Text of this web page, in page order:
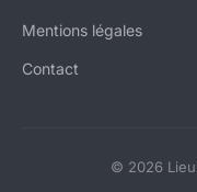
Mentions légales
Contact
© 2026